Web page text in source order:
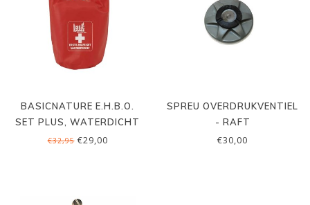
BASICNATURE E.H.B.O.
SET PLUS, WATERDICHT
€32,95€29,00
SPREU OVERDRUKVENTIEL
- RAFT
€30,00